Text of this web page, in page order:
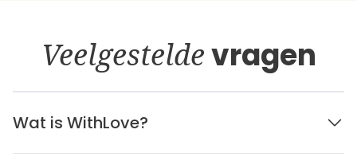
Veelgesteldevragen
Wat is WithLove?